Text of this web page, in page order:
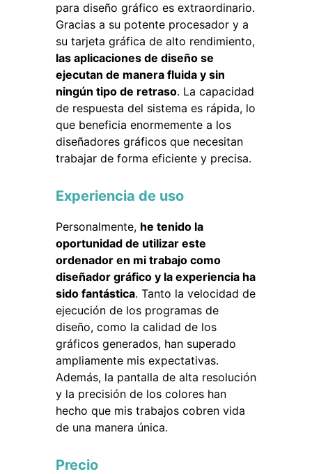
para diseño gráfico es extraordinario.
Gracias a su potente procesador y a
su tarjeta gráfica de alto rendimiento,
las aplicaciones de diseño se
ejecutan de manera fluida y sin
ningún tipo de retraso. La capacidad
de respuesta del sistema es rápida, lo
que beneficia enormemente a los
diseñadores gráficos que necesitan
trabajar de forma eficiente y precisa.
Experiencia de uso
Personalmente, he tenido la
oportunidad de utilizar este
ordenador en mi trabajo como
diseñador gráfico y la experiencia ha
sido fantástica. Tanto la velocidad de
ejecución de los programas de
diseño, como la calidad de los
gráficos generados, han superado
ampliamente mis expectativas.
Además, la pantalla de alta resolución
y la precisión de los colores han
hecho que mis trabajos cobren vida
de una manera única.
Precio